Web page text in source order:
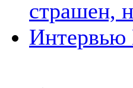
страшен,
Интервью